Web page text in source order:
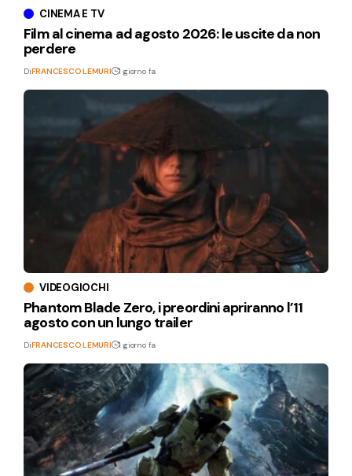
CINEMA E TV
Film al cinema ad agosto 2026: le uscite da non
perdere
DiFRANCESCO LEMURI 1 giorno fa
VIDEOGIOCHI
Phantom Blade Zero, i preordini apriranno l’11
agosto con un lungo trailer
DiFRANCESCO LEMURI 1 giorno fa